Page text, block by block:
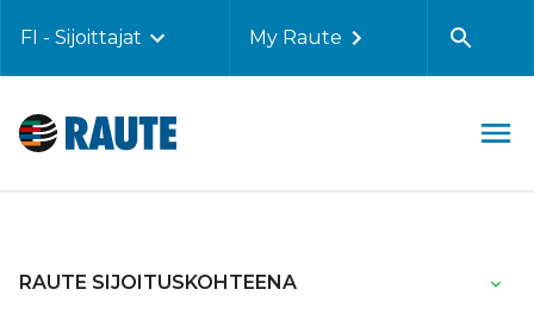
FI - Sijoittajat My Raute
RAUTE SIJOITUSKOHTEENA